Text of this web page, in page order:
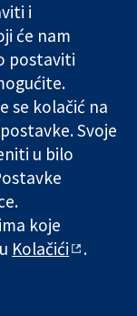
medije
O nama
Poslovi
Cochrane
Library
and a
registered in
718 2127 49.
i
će nam
postaviti
se kolačić na
Svoje
u bilo
koje
Kolačići .